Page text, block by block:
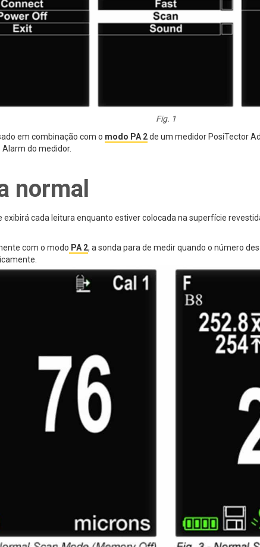
Fig. 1
em combinação com o modo PA 2de um medidor PosiTector
do medidor.
normal
cada leitura enquanto estiver colocada na superfície
com o modo PA 2, a sonda para de medir quando o número